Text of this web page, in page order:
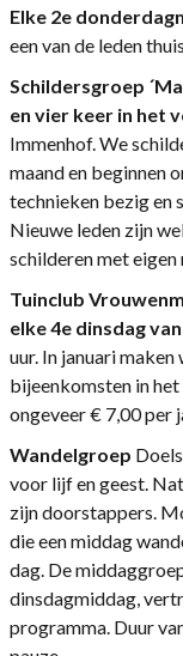
Elke 2e
een van de leden
Schildersgroep
en vier keer in het
Immenhof. We
maand en beginnen
technieken bezig en
Nieuwe leden zijn
schilderen met
Tuinclub
elke 4e dinsdag
uur. In januari
bijeenkomsten in
ongeveer € 7,00 per
Wandelgroep
voor lijf en geest.
zijn doorstappers.
die een middag
dag. De
dinsdagmiddag,
programma. Duur